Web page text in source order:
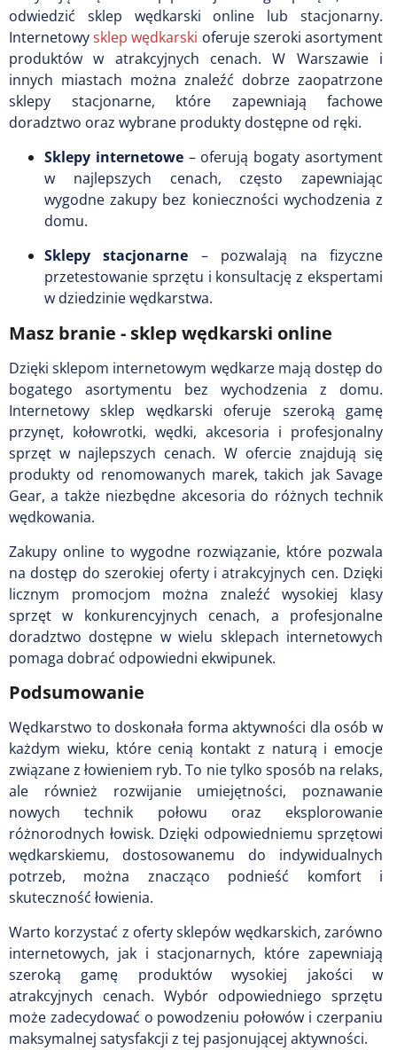
odwiedzić sklep wędkarski online lub stacjonarny.
Internetowysklep wędkarski oferuje szeroki asortyment
produktów w atrakcyjnych cenach. W Warszawie i
innych miastach można znaleźć dobrze zaopatrzone
sklepy stacjonarne, które zapewniają fachowe
doradztwo oraz wybrane produkty dostępne od ręki.
Sklepy internetowe– oferują bogaty asortyment
w najlepszych cenach, często zapewniając
wygodne zakupy bez konieczności wychodzenia z
domu.
Sklepy stacjonarne – pozwalają na fizyczne
przetestowanie sprzętu i konsultację z ekspertami
w dziedzinie wędkarstwa.
Masz branie - sklep wędkarski online
Dzięki sklepom internetowym wędkarze mają dostęp do
bogatego asortymentu bez wychodzenia z domu.
Internetowy sklep wędkarski oferuje szeroką gamę
przynęt, kołowrotki, wędki, akcesoria i profesjonalny
sprzęt w najlepszych cenach. W ofercie znajdują się
produkty od renomowanych marek, takich jak Savage
Gear, a także niezbędne akcesoria do różnych technik
wędkowania.
Zakupy online to wygodne rozwiązanie, które pozwala
na dostęp do szerokiej oferty i atrakcyjnych cen. Dzięki
licznym promocjom można znaleźć wysokiej klasy
sprzęt w konkurencyjnych cenach, a profesjonalne
doradztwo dostępne w wielu sklepach internetowych
pomaga dobrać odpowiedni ekwipunek.
Podsumowanie
Wędkarstwo to doskonała forma aktywności dla osób w
każdym wieku, które cenią kontakt z naturą i emocje
związane z łowieniem ryb. To nie tylko sposób na relaks,
ale również rozwijanie umiejętności, poznawanie
nowych technik połowu oraz eksplorowanie
różnorodnych łowisk. Dzięki odpowiedniemu sprzętowi
wędkarskiemu, dostosowanemu do indywidualnych
potrzeb, można znacząco podnieść komfort i
skuteczność łowienia.
Warto korzystać z oferty sklepów wędkarskich, zarówno
internetowych, jak i stacjonarnych, które zapewniają
szeroką gamę produktów wysokiej jakości w
atrakcyjnych cenach. Wybór odpowiedniego sprzętu
może zadecydować o powodzeniu połowów i czerpaniu
maksymalnej satysfakcji z tej pasjonującej aktywności.